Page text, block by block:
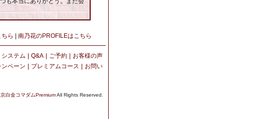
ら 南乃花のPROFILEはこちら
システム Q&A ご予約
お客様の声
ンペーン プレミアムコース
お問い
白金コマダムPremiumAll Rights Reserved.